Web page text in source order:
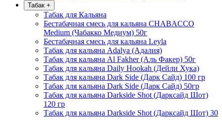
Табак +
Табак для Кальяна
Бестабачная смесь для кальяна CHABACCO
Medium (Чабакко Медиум) 50г
Бестабачная смесь для кальяна Leyla
Табак для кальяна Adalya (Адалия)
Табак для кальяна Al Fakher (Аль Факер) 50г
Табак для кальяна Daily Hookah (Дейли Хука)
Табак для кальяна Dark Side (Дарк Сайд) 100 гр
Табак для кальяна Dark Side (Дарк Сайд) 50гр
Табак для кальяна Darkside Shot (Дарксайд Шот)
120 гр
Табак для кальяна Darkside Shot (Дарксайд Шот) 30